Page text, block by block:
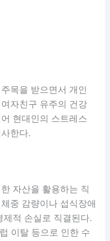
목을 받으면서 개인
자친구 유주의 건강
현대인의 스트레스
한다.
자산을 활용하는 직
중 감량이나 섭식장애
적 손실로 직결된다.
이탈 등으로 인한 수